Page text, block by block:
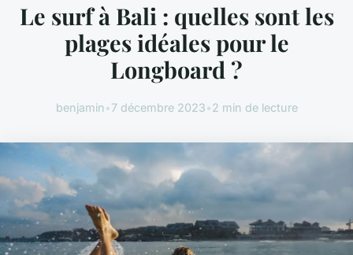
Le surf à Bali : quelles sont les
plages idéales pour le
Longboard ?
benjamin•7 décembre 2023•2 min de lecture